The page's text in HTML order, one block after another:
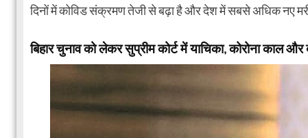
दिनों में कोविड संक्रमण तेजी से बढ़ा है और देश में सबसे अधिक नए
बिहार चुनाव को लेकर सुप्रीम कोर्ट में याचिका, कोरोना काल